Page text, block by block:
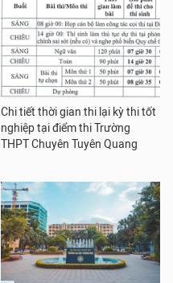
Chi tiết thời gian thi lại kỳ thi tốt
nghiệp tại điểm thi Trường
THPT Chuyên Tuyên Quang